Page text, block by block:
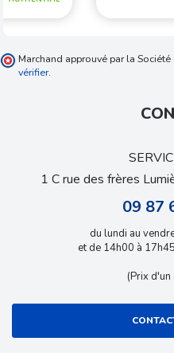
Marchand approuvé par la
vérifier.
1 C rue des frères
09 87
du lundi au
et de 14h00 à
(Prix